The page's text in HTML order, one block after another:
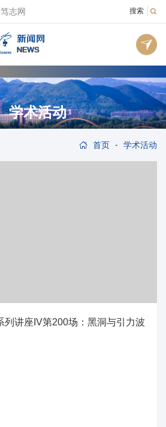
搜索
笃志网
学术活动
首页 - 学术活动
列讲座IV第200场：黑洞与引力波